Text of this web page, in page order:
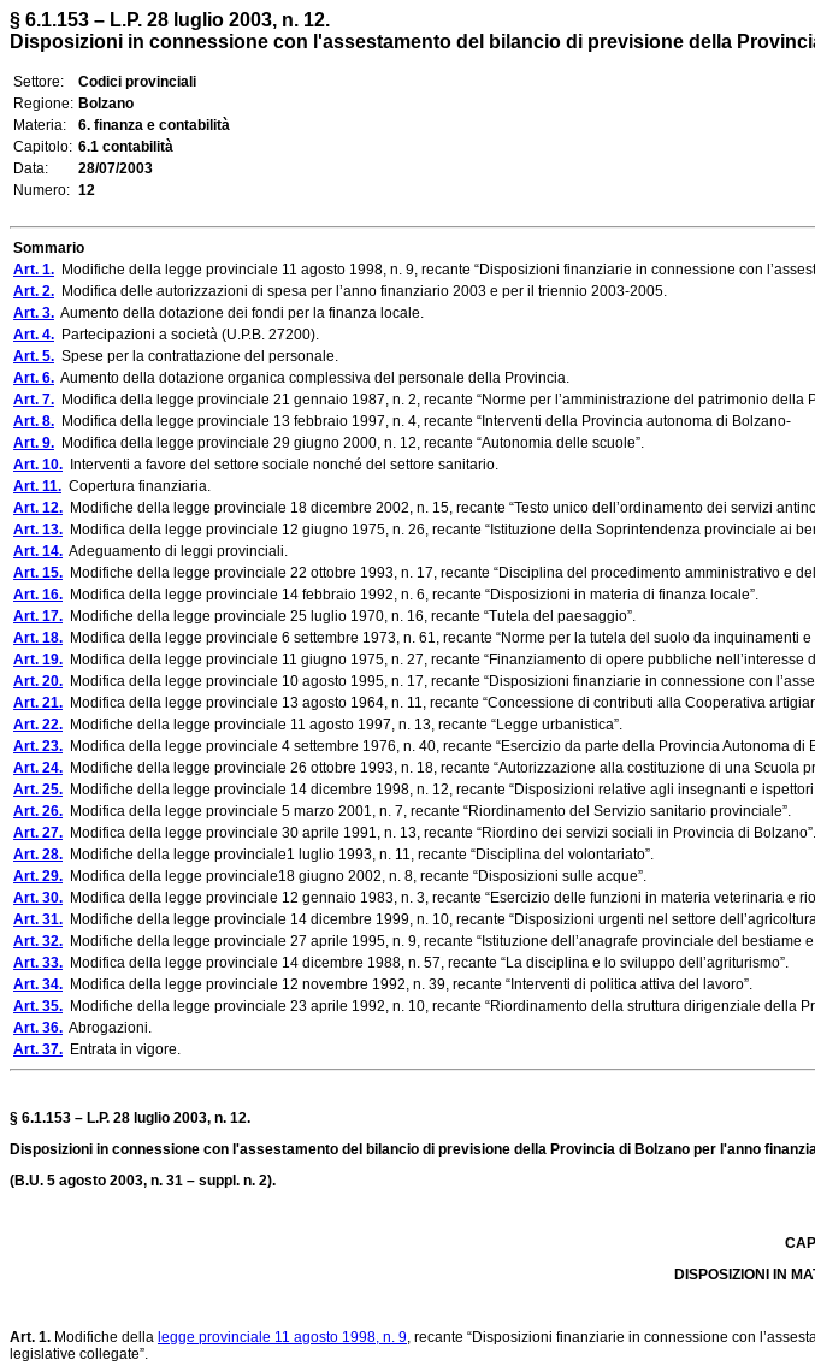
§ 6.1.153 – L.P. 28 luglio 2003, n. 12.
Disposizioni in connessione con l'assestamento del bilancio di previsione della
Settore:
Codici provinciali
Regione: Bolzano
Materia:
6. finanza e contabilità
Capitolo: 6.1 contabilità
Data:
28/07/2003
Numero: 12
Sommario
Art. 1. Modifiche della legge provinciale 11 agosto 1998, n. 9, recante “Disposizioni finanziarie in connessione con
Art. 2. Modifica delle autorizzazioni di spesa per l’anno finanziario 2003 e per il triennio 2003-2005.
Art. 3. Aumento della dotazione dei fondi per la finanza locale.
Art. 4. Partecipazioni a società (U.P.B. 27200).
Art. 5. Spese per la contrattazione del personale.
Art. 6. Aumento della dotazione organica complessiva del personale della Provincia.
Art. 7. Modifica della legge provinciale 21 gennaio 1987, n. 2, recante “Norme per l’amministrazione del patrimonio della
Art. 8. Modifica della legge provinciale 13 febbraio 1997, n. 4, recante “Interventi della Provincia autonoma di Bolzano-
Art. 9. Modifica della legge provinciale 29 giugno 2000, n. 12, recante “Autonomia delle scuole”.
Art. 10. Interventi a favore del settore sociale nonché del settore sanitario.
Art. 11. Copertura finanziaria.
Art. 12. Modifiche della legge provinciale 18 dicembre 2002, n. 15, recante “Testo unico dell’ordinamento dei servizi
Art. 13. Modifica della legge provinciale 12 giugno 1975, n. 26, recante “Istituzione della Soprintendenza provinciale ai
Art. 14. Adeguamento di leggi provinciali.
Art. 15. Modifiche della legge provinciale 22 ottobre 1993, n. 17, recante “Disciplina del procedimento amministrativo e
Art. 16. Modifica della legge provinciale 14 febbraio 1992, n. 6, recante “Disposizioni in materia di finanza locale”.
Art. 17. Modifiche della legge provinciale 25 luglio 1970, n. 16, recante “Tutela del paesaggio”.
Art. 18. Modifica della legge provinciale 6 settembre 1973, n. 61, recante “Norme per la tutela del suolo da inquinamenti
Art. 19. Modifica della legge provinciale 11 giugno 1975, n. 27, recante “Finanziamento di opere pubbliche nell’interesse
Art. 20. Modifica della legge provinciale 10 agosto 1995, n. 17, recante “Disposizioni finanziarie in connessione con
Art. 21. Modifica della legge provinciale 13 agosto 1964, n. 11, recante “Concessione di contributi alla Cooperativa
Art. 22. Modifiche della legge provinciale 11 agosto 1997, n. 13, recante “Legge urbanistica”.
Art. 23. Modifica della legge provinciale 4 settembre 1976, n. 40, recante “Esercizio da parte della Provincia Autonoma
Art. 24. Modifiche della legge provinciale 26 ottobre 1993, n. 18, recante “Autorizzazione alla costituzione di una Scuola
Art. 25. Modifiche della legge provinciale 14 dicembre 1998, n. 12, recante “Disposizioni relative agli insegnanti e
Art. 26. Modifica della legge provinciale 5 marzo 2001, n. 7, recante “Riordinamento del Servizio sanitario provinciale”.
Art. 27. Modifica della legge provinciale 30 aprile 1991, n. 13, recante “Riordino dei servizi sociali in Provincia di Bolzano”.
Art. 28. Modifiche della legge provinciale1 luglio 1993, n. 11, recante “Disciplina del volontariato”.
Art. 29. Modifica della legge provinciale18 giugno 2002, n. 8, recante “Disposizioni sulle acque”.
Art. 30. Modifica della legge provinciale 12 gennaio 1983, n. 3, recante “Esercizio delle funzioni in materia veterinaria e
Art. 31. Modifiche della legge provinciale 14 dicembre 1999, n. 10, recante “Disposizioni urgenti nel settore
Art. 32. Modifiche della legge provinciale 27 aprile 1995, n. 9, recante “Istituzione dell’anagrafe provinciale del
Art. 33. Modifica della legge provinciale 14 dicembre 1988, n. 57, recante “La disciplina e lo sviluppo dell’agriturismo”.
Art. 34. Modifica della legge provinciale 12 novembre 1992, n. 39, recante “Interventi di politica attiva del lavoro”.
Art. 35. Modifiche della legge provinciale 23 aprile 1992, n. 10, recante “Riordinamento della struttura dirigenziale della
Art. 36. Abrogazioni.
Art. 37. Entrata in vigore.
§ 6.1.153 – L.P. 28 luglio 2003, n. 12.
Disposizioni in connessione con l'assestamento del bilancio di previsione della Provincia di Bolzano per l'anno
(B.U. 5 agosto 2003, n. 31 – suppl. n. 2).
DISPOSIZIONI IN
Art. 1. Modifiche della legge provinciale 11 agosto 1998, n. 9, recante “Disposizioni finanziarie in connessione con
legislative collegate”.